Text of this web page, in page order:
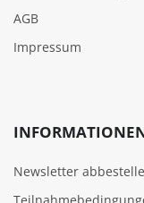
AGB
Impressum
Newsletter